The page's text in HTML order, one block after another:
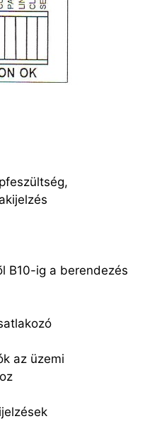
B10-ig a berendezés
az üzemi